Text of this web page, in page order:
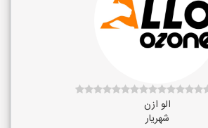
الو ازن
شهریار